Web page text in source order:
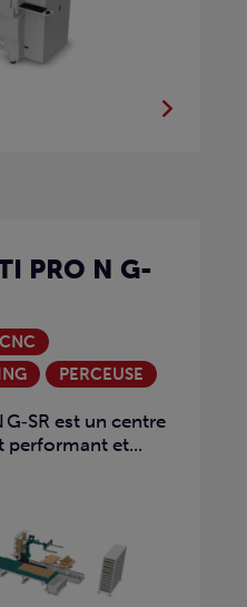
PRO N G-
PERCEUSE
est un centre
performant et...